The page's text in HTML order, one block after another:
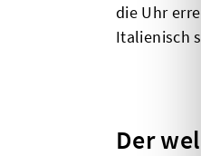
die Uhr
Italienisch
Der